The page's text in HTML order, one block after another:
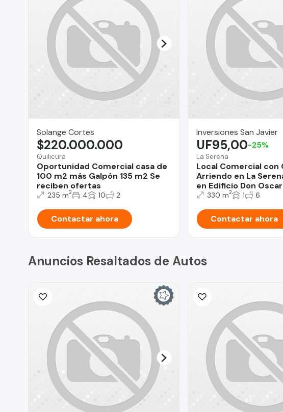
Solange Cortes
Quilicura
Oportunidad Comercial casa de
100 m2 más Galpón 135 m2 Se
reciben ofertas
$220.000.000
235 m2 4 10 2
Contactar ahora
Inversiones San Javier
La Serena
Local Comercial con
Arriendo en La
en Edificio Don Oscar
UF95,00-25%
330 m2 1 6
Contactar ahora
Anuncios Resaltados de Autos